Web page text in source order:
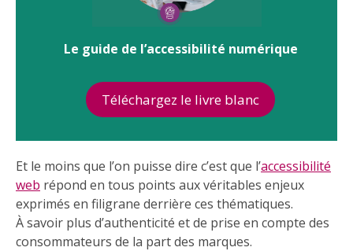
Le guide de l’accessibilité numérique
Téléchargez le livre blanc
Et le moins que l’on puisse dire c’est que l’accessibilité
web répond en tous points aux véritables enjeux
exprimés en filigrane derrière ces thématiques.
À savoir plus d’authenticité et de prise en compte des
consommateurs de la part des marques.